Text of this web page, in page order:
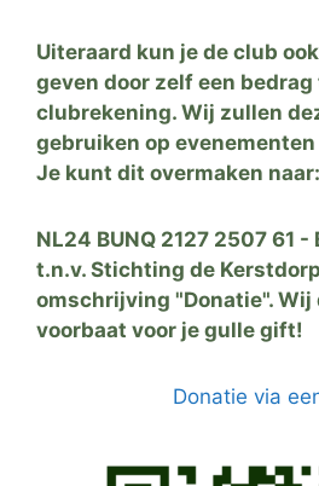
Uiteraard kun je de club
geven door zelf een
clubrekening. Wij zullen
gebruiken op evenementen
Je kunt dit overmaken naar:
NL24 BUNQ 2127 2507 61 -
t.n.v. Stichting de
omschrijving "Donatie". Wij
voorbaat voor je gulle gift!
Donatie via